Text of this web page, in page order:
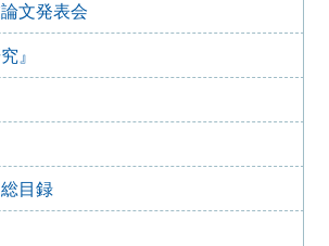
ト
ト(更新しました)
ト
ト
ト(更新しました)
文発表会
』
総目録